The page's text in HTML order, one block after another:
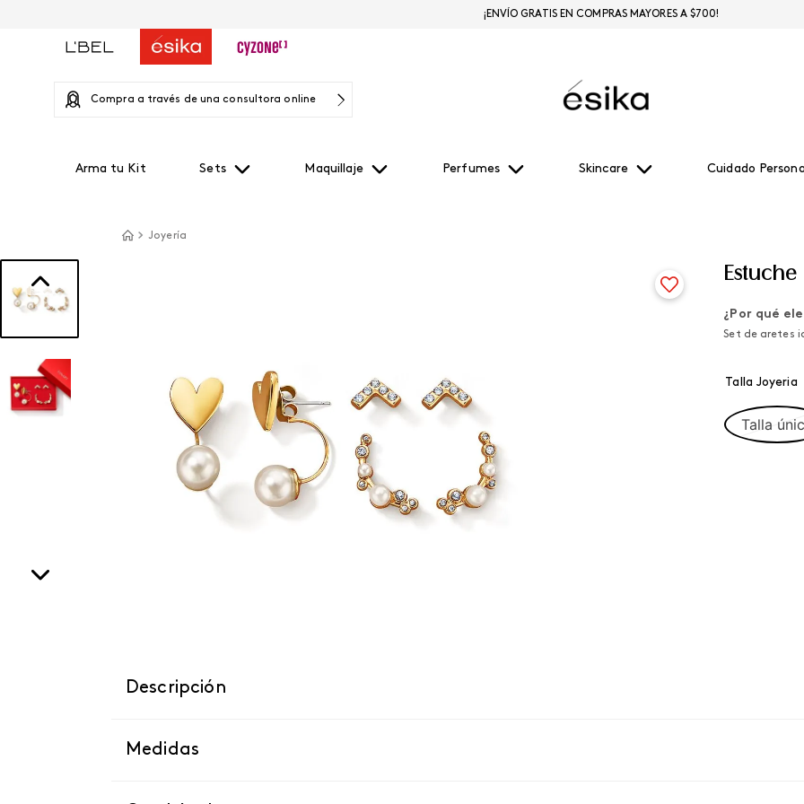
Compra a través de una consultora online
Arma tu Kit Sets Maquillaje Perfumes Skincare Cuidado
¡ENVÍO GRATIS EN COMPRAS MAYORES A $700!
Joyería
¿Por qué
Set de aretes
Talla Joyeria
Talla
Descripción
Medidas